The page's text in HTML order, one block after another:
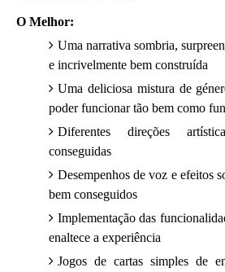
O Melhor:
Uma narrativa sombria,
e incrivelmente bem construída
Uma deliciosa mistura de
poder funcionar tão bem como
Diferentes direções
conseguidas
Desempenhos de voz e efeitos
bem conseguidos
Implementação das
enaltece a experiência
Jogos de cartas simples de